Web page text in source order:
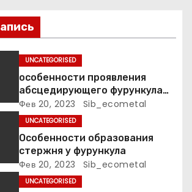
UNCATEGORISED
особенности проявления
абсцедирующего фурункула
код по МКБ-10
Фев 20, 2023 Sib_ecometal
UNCATEGORISED
Особенности образования
стержня у фурункула
Фев 20, 2023 Sib_ecometal
UNCATEGORISED